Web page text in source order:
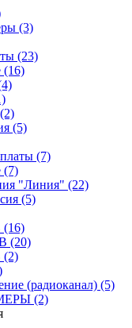
(3)
(23)
(16)
(2)
(5)
(7)
(7)
"Линия" (22)
(5)
(16)
(20)
(2)
(радиоканал) (5)
(2)